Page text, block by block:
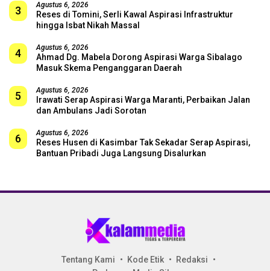
3 Agustus 6, 2026
Reses di Tomini, Serli Kawal Aspirasi Infrastruktur
hingga Isbat Nikah Massal
4 Agustus 6, 2026
Ahmad Dg. Mabela Dorong Aspirasi Warga Sibalago
Masuk Skema Penganggaran Daerah
5 Agustus 6, 2026
Irawati Serap Aspirasi Warga Maranti, Perbaikan Jalan
dan Ambulans Jadi Sorotan
6 Agustus 6, 2026
Reses Husen di Kasimbar Tak Sekadar Serap Aspirasi,
Bantuan Pribadi Juga Langsung Disalurkan
Tentang Kami Kode Etik
Redaksi